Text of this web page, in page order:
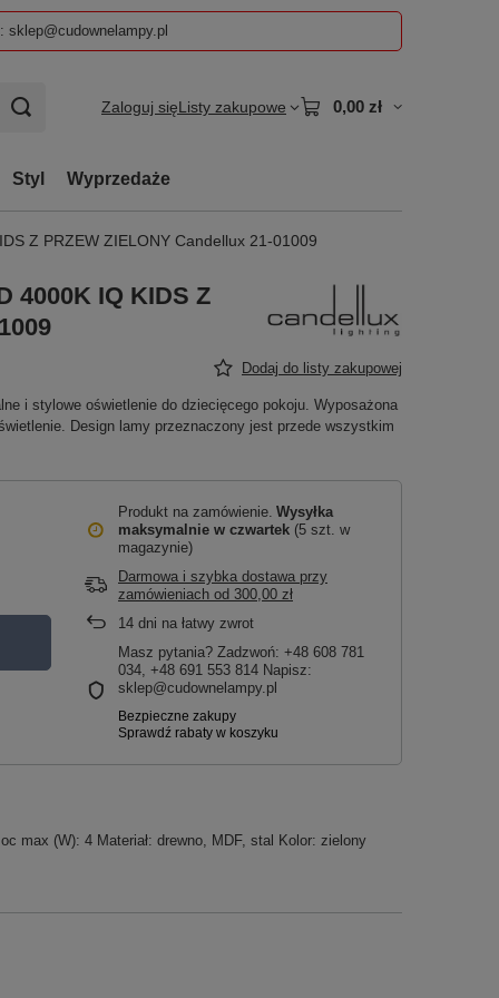
Zaloguj sięListy zakupowe 0,00 zł
Styl Wyprzedaże
Z PRZEW ZIELONY Candellux 21-01009
4000K IQ KIDS Z
Dodaj do listy zakupowej
i stylowe oświetlenie do dziecięcego pokoju. Wyposażona
Design lamy przeznaczony jest przede wszystkim
Produkt na zamówienie Wysyłka
maksymalnie w czwartek (5 szt. w
magazynie)
Darmowa i szybka dostawa przy
zamówieniach od 300,00 zł
14 dni na łatwy zwrot
Masz pytania? Zadzwoń: +48 608 781
034, +48 691 553 814 Napisz:
sklep@cudownelampy.pl
max (W): 4 Materiał: drewno, MDF, stal Kolor: zielony